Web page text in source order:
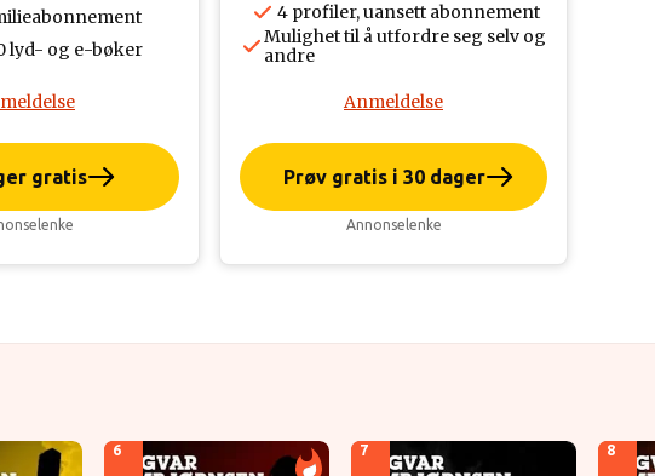
lyd- og e-bøker
gratis
4 profiler, uansett abonnement
Mulighet til å utfordre seg selv og
andre
Anmeldelse
Prøv gratis i 30 dager
Annonselenke
6 7 8